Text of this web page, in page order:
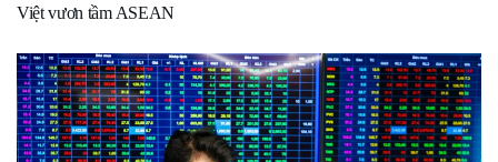
Việt vươn tầm ASEAN